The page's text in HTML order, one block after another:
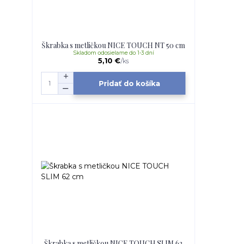
Škrabka s metličkou NICE TOUCH NT 50 cm
5,10 €/ks
Skladom odosielame do 1-3 dní
Pridať do košíka